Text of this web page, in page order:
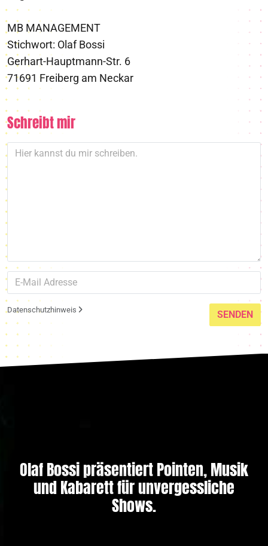
MB MANAGEMENT
Stichwort: Olaf Bossi
Gerhart-Hauptmann-Str. 6
71691 Freiberg am Neckar
Schreibt mir
Datenschutzhinweis SENDEN
Olaf Bossi präsentiert Pointen, Musik
und Kabarett für unvergessliche
Shows.